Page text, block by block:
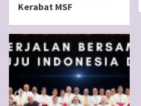
Kerabat MSF